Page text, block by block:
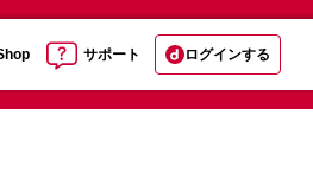
サポート ログインする